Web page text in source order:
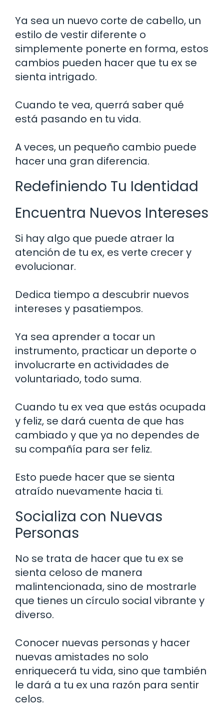
Ya sea un nuevo corte de cabello, un
estilo de vestir diferente o
simplemente ponerte en forma, estos
cambios pueden hacer que tu ex se
sienta intrigado.
Cuando te vea, querrá saber qué
está pasando en tu vida.
A veces, un pequeño cambio puede
hacer una gran diferencia.
Redefiniendo Tu Identidad
Encuentra Nuevos Intereses
Si hay algo que puede atraer la
atención de tu ex, es verte crecer y
evolucionar.
Dedica tiempo a descubrir nuevos
intereses y pasatiempos.
Ya sea aprender a tocar un
instrumento, practicar un deporte o
involucrarte en actividades de
voluntariado, todo suma.
Cuando tu ex vea que estás ocupada
y feliz, se dará cuenta de que has
cambiado y que ya no dependes de
su compañía para ser feliz.
Esto puede hacer que se sienta
atraído nuevamente hacia ti.
Socializa con Nuevas
Personas
No se trata de hacer que tu ex se
sienta celoso de manera
malintencionada, sino de mostrarle
que tienes un círculo social vibrante y
diverso.
Conocer nuevas personas y hacer
nuevas amistades no solo
enriquecerá tu vida, sino que también
le dará a tu ex una razón para sentir
celos.